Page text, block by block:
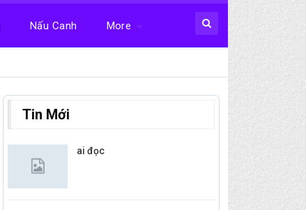
Nấu Canh More
Tin Mới
ai đọc